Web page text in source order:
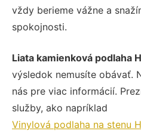
vždy berieme vážne a
spokojnosti.
Liata kamienková podlaha
výsledok nemusíte obávať.
nás pre viac informácií.
služby, ako napríklad
Vinylová podlaha na stenu